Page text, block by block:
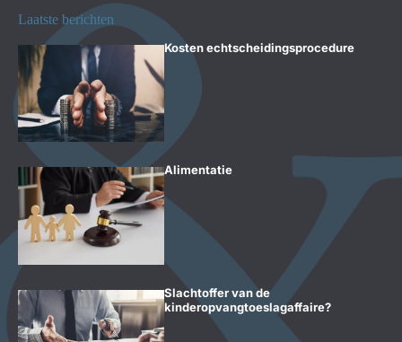
Laatste berichten
Kosten echtscheidingsprocedure
Alimentatie
Slachtoffer van de
kinderopvangtoeslagaffaire?